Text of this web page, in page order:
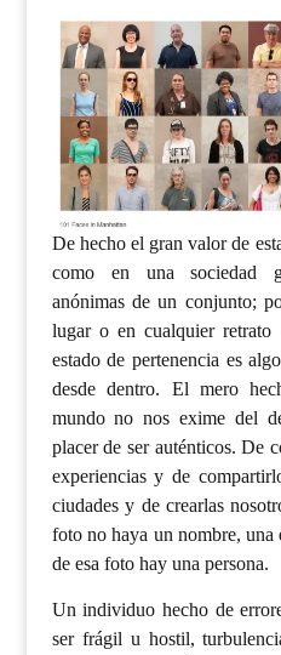
De hecho el gran valor de
como en una sociedad
anónimas de un conjunto;
lugar o en cualquier
estado de pertenencia es
desde dentro. El mero
mundo no nos exime del
placer de ser auténticos. De
experiencias y de
ciudades y de crearlas
foto no haya un nombre,
de esa foto hay una persona.
Un individuo hecho de
ser frágil u hostil,